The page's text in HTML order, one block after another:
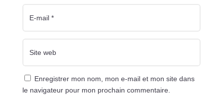
Enregistrer mon nom, mon e-mail et mon site dans
le navigateur pour mon prochain commentaire.